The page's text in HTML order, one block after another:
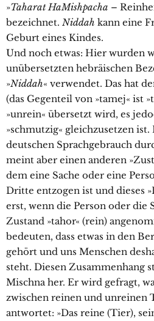
»Taharat HaMishpacha –
bezeichnet. Niddah kann eine
Geburt eines Kindes.
Und noch etwas: Hier wurden
unübersetzten hebräischen
»Niddah« verwendet. Das hat
(das Gegenteil von »tamej« ist
»unrein« übersetzt wird, es
»schmutzig« gleichzusetzen
deutschen Sprachgebrauch
meint aber einen anderen
dem eine Sache oder eine
Dritte entzogen ist und dieses
erst, wenn die Person oder die
Zustand »tahor« (rein)
bedeuten, dass etwas in den
gehört und uns Menschen
steht. Diesen Zusammenhang
Mischna her. Er wird gefragt,
zwischen reinen und unreinen
antwortet: »Das reine (Tier),